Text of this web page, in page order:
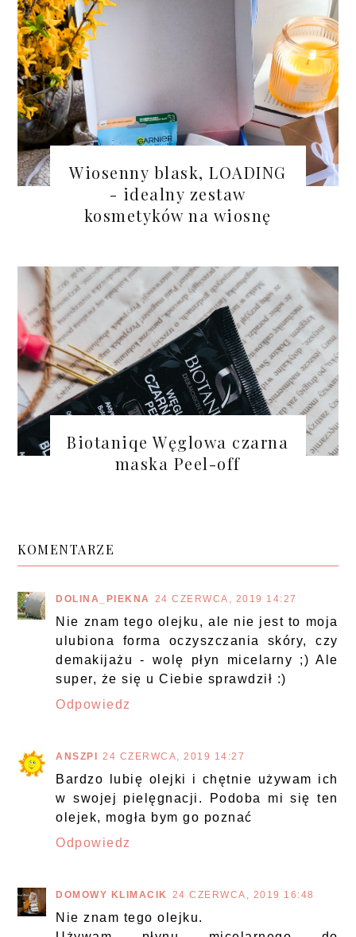
Wiosenny blask, LOADING
- idealny zestaw
kosmetyków na wiosnę
Biotaniqe Węglowa czarna
maska Peel-off
KOMENTARZE
DOLINA_PIEKNA 24 CZERWCA, 2019 14:27
Nie znam tego olejku, ale nie jest to moja
ulubiona forma oczyszczania skóry, czy
demakijażu - wolę płyn micelarny ;) Ale
super, że się u Ciebie sprawdził :)
Odpowiedz
ANSZPI 24 CZERWCA, 2019 14:27
Bardzo lubię olejki i chętnie używam ich
w swojej pielęgnacji. Podoba mi się ten
olejek, mogła bym go poznać
Odpowiedz
DOMOWY KLIMACIK 24 CZERWCA, 2019 16:48
Nie znam tego olejku.